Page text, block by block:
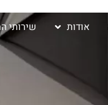
אודות שירותי